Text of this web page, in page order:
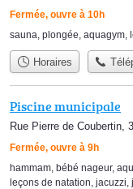
Fermée, ouvre à 10h
sauna plongée aquagym
Horaires
Piscine municipale
Rue Pierre de Coubertin,
Fermée, ouvre à 9h
hammam, bébé nageur,
leçons de natation, jacuzzi,